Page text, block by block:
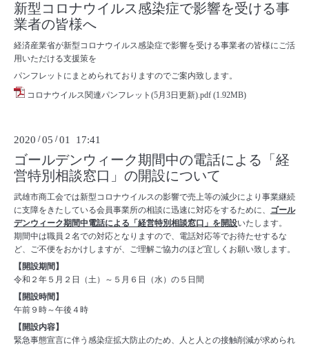
新型コロナウイルス感染症で影響を受ける事
業者の皆様へ
経済産業省が新型コロナウイルス感染症で影響を受ける事業者の皆様にご活
用いただける支援策を
パンフレットにまとめられておりますのでご案内致します。
コロナウイルス関連パンフレット(5月3日更新).pdf (1.92MB)
2020 /05 /01 17:41
ゴールデンウィーク期間中の電話による「経
営特別相談窓口」の開設について
武雄市商工会では新型コロナウイルスの影響で売上等の減少により事業継続
に支障をきたしている会員事業所の相談に迅速に対応をするために、 ゴール
デンウィーク期間中電話による「経営特別相談窓口」を開設いたします。
期間中は職員２名での対応となりますので、電話対応等でお待たせするな
ど、ご不便をおかけしますが、ご理解ご協力のほど宜しくお願い致します。
【開設期間】
令和２年５月２日（土）～５月６日（水）の５日間
【開設時間】
午前９時～午後４時
【開設内容】
緊急事態宣言に伴う感染症拡大防止のため、人と人との接触削減が求められ